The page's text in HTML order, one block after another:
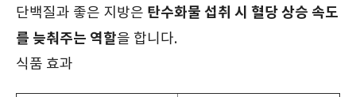
단백질과 좋은 지방은 탄수화물 섭취 시 혈당 상승 속도
를 늦춰주는 역할을 합니다.
식품 효과